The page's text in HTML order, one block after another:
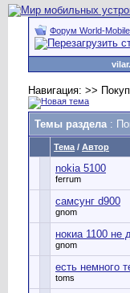
Форум World-
Навигация: >>
Темы раздела:
Тема / Автор
nokia 5100
ferrum
самсунг d900
gnom
нокиа 1100 не
gnom
есть немного
toms